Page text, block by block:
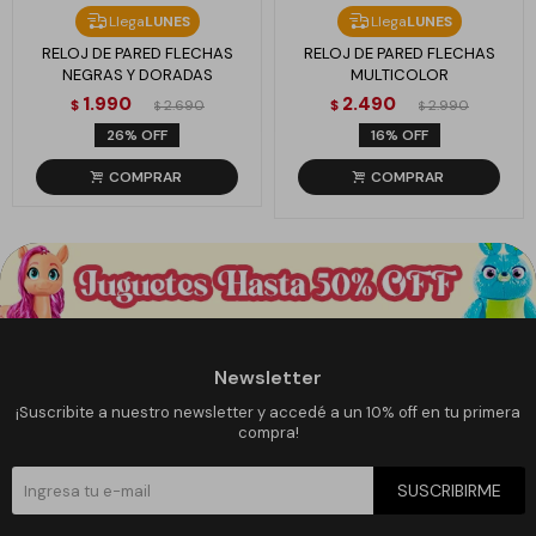
LlegaLUNES
RELOJ DE PARED FLECHAS
NEGRAS Y DORADAS
$ 1.990 $ 2.690
26
LlegaLUNES
RELOJ DE PARED FLECHAS
MULTICOLOR
$ 2.490 $ 2.990
16
Newsletter
¡Suscribite a nuestro newsletter y accedé a un 10% off en tu primera
compra!
SUSCRIBIRME